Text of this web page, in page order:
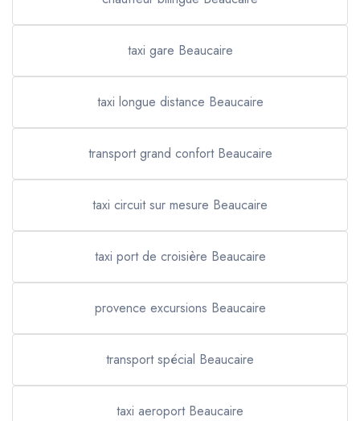
taxi gare Beaucaire
taxi longue distance Beaucaire
transport grand confort Beaucaire
taxi circuit sur mesure Beaucaire
taxi port de croisière Beaucaire
provence excursions Beaucaire
transport spécial Beaucaire
taxi aeroport Beaucaire